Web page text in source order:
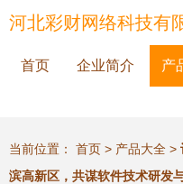
河北彩财网络科技有
首页 企业简介 产
当前位置： 首页 > 产品大全 >
滨高新区，共谋软件技术研发